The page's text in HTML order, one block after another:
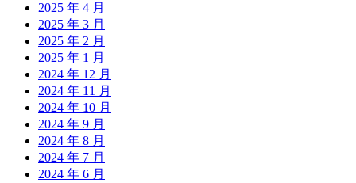
2025 年 4 月
2025 年 3 月
2025 年 2 月
2025 年 1 月
2024 年 12 月
2024 年 11 月
2024 年 10 月
2024 年 9 月
2024 年 8 月
2024 年 7 月
2024 年 6 月